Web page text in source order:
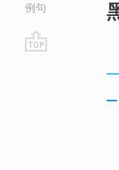
例句